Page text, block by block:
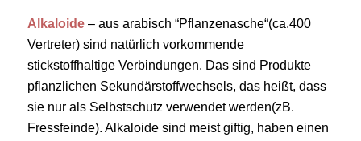
Alkaloide – aus arabisch “Pflanzenasche“(ca.400
Vertreter) sind natürlich vorkommende
stickstoffhaltige Verbindungen. Das sind Produkte
pflanzlichen Sekundärstoffwechsels, das heißt, dass
sie nur als Selbstschutz verwendet werden(zB.
Fressfeinde). Alkaloide sind meist giftig, haben einen